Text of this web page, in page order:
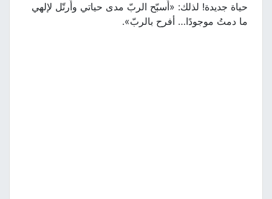
حياة جديدة! لذلك: «أُسبّح الربّ مدى حياتي وأُرتّل لإلهي
ما دمتُ موجودًا… أفرح بالربّ».